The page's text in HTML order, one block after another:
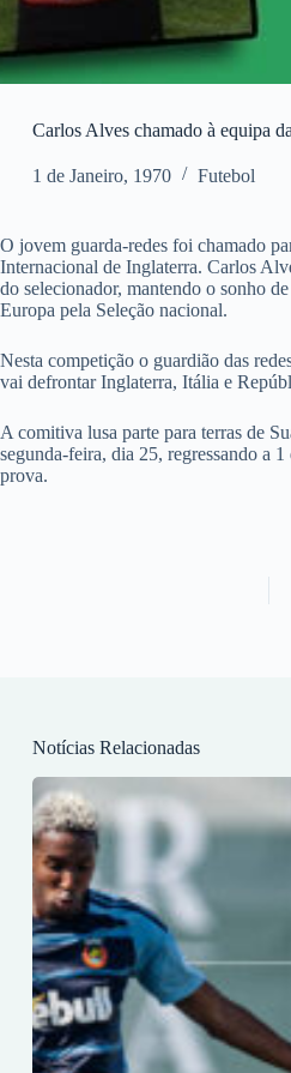
Carlos Alves chamado à equipa
1 de Janeiro, 1970 Futebol
O jovem guarda-redes foi chamado
Internacional de Inglaterra. Carlos
do selecionador, mantendo o sonho
Europa pela Seleção nacional.
Nesta competição o guardião das
vai defrontar Inglaterra, Itália e
A comitiva lusa parte para terras de
segunda-feira, dia 25, regressando a
prova.
Notícias Relacionadas